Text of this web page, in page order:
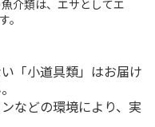
介類は、エサとしてエ
。
「小道具類」はお届け
などの環境により、実